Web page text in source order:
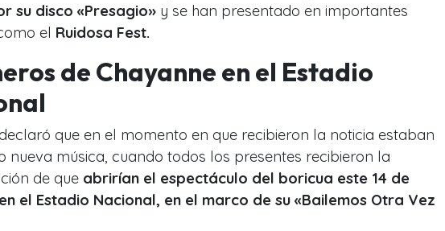
su disco «Presagio» y se han presentado en importantes
el Ruidosa Fest.
de Chayanne en el Estadio
que en el momento en que recibieron la noticia estaban
nueva música, cuando todos los presentes recibieron la
de que abrirían el espectáculo del boricua este 14 de
el Estadio Nacional, en el marco de su «Bailemos Otra Vez